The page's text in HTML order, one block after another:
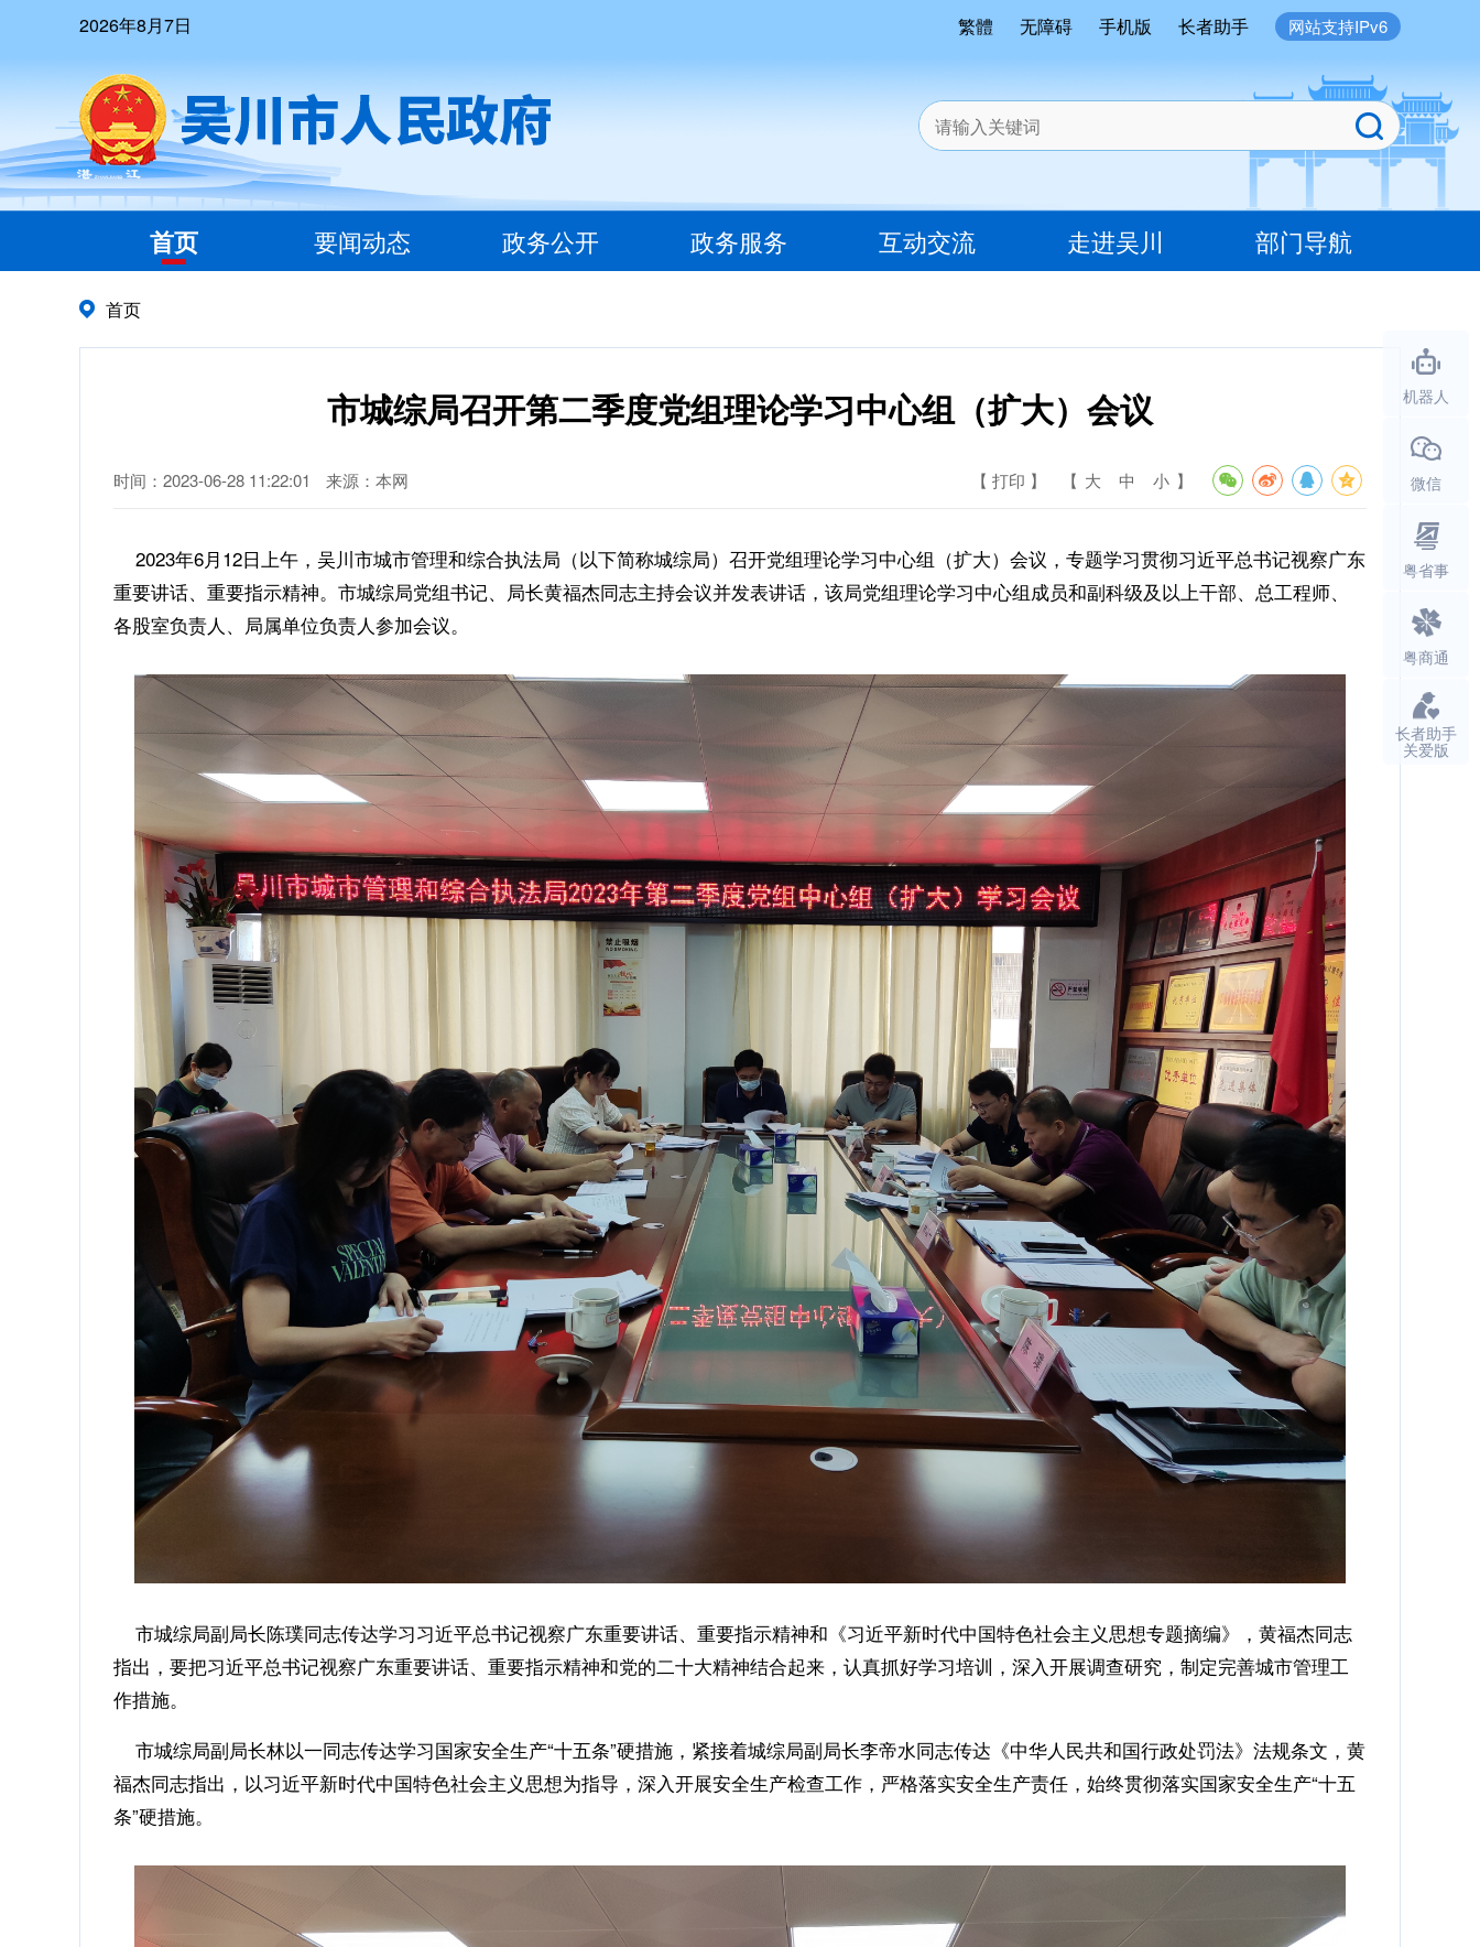
2026年8月7日 繁體 无障碍 手机版 长者助手 网站支持IPv6
首页 要闻动态 政务公开 政务服务 互动交流 走进吴川 部门导航
首页
市城综局召开第二季度党组理论学习中心组（扩大）会议
时间：2023-06-28 11:22:01 来源：本网 【 打印 】 【 大 中 小 】
2023年6月12日上午，吴川市城市管理和综合执法局（以下简称城综局）召开党组理论学习中心组（扩大）会议，专题学习贯彻习近平总书记视察广东
重要讲话、重要指示精神。市城综局党组书记、局长黄福杰同志主持会议并发表讲话，该局党组理论学习中心组成员和副科级及以上干部、总工程师、
各股室负责人、局属单位负责人参加会议。
市城综局副局长陈璞同志传达学习习近平总书记视察广东重要讲话、重要指示精神和《习近平新时代中国特色社会主义思想专题摘编》，黄福杰同志
指出，要把习近平总书记视察广东重要讲话、重要指示精神和党的二十大精神结合起来，认真抓好学习培训，深入开展调查研究，制定完善城市管理工
作措施。
市城综局副局长林以一同志传达学习国家安全生产“十五条”硬措施，紧接着城综局副局长李帝水同志传达《中华人民共和国行政处罚法》法规条文，黄
福杰同志指出，以习近平新时代中国特色社会主义思想为指导，深入开展安全生产检查工作，严格落实安全生产责任，始终贯彻落实国家安全生产“十五
条”硬措施。
机器人
微信
粤省事
粤商通
长者助手
关爱版